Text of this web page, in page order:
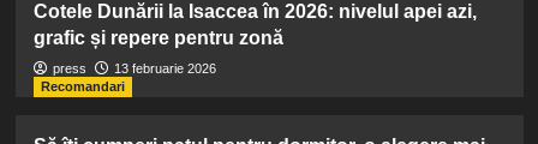
Cotele Dunării la Isaccea în 2026: nivelul apei azi,
grafic și repere pentru zonă
press
13 februarie 2026
Recomandari